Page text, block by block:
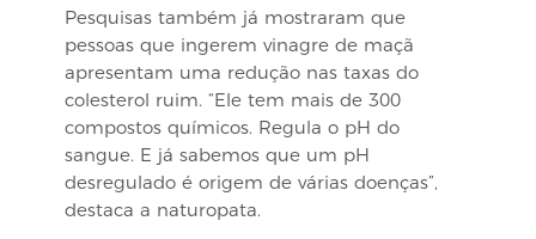
Pesquisas também já mostraram que
pessoas que ingerem vinagre de maçã
apresentam uma redução nas taxas do
colesterol ruim. “Ele tem mais de 300
compostos químicos. Regula o pH do
sangue. E já sabemos que um pH
desregulado é origem de várias doenças”,
destaca a naturopata.